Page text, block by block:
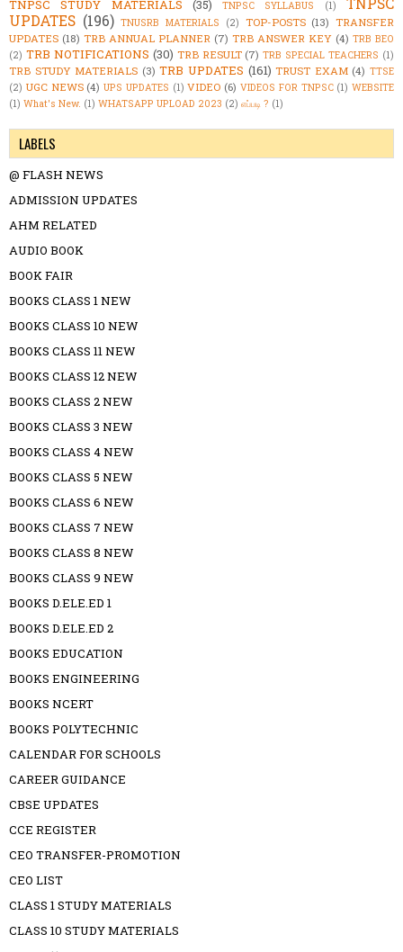
TNPSC STUDY MATERIALS (35) TNPSC SYLLABUS (1)
UPDATES (196) TNUSRB MATERIALS (2) TOP-POSTS (13) TRANSFER
UPDATES (18) TRB ANNUAL PLANNER (7) TRB ANSWER KEY (4) TRB BEO
(2) TRB NOTIFICATIONS (30) TRB RESULT (7) TRB SPECIAL TEACHERS (1)
TRB STUDY MATERIALS (3) TRB UPDATES (161) TRUST EXAM (4) TTSE
(2) UGC NEWS (4) UPS UPDATES (1) VIDEO (6) VIDEOS FOR TNPSC (1) WEBSITE
(1) What's New. (1) WHATSAPP UPLOAD 2023 (2) எப்படி ? (1)
LABELS
@ FLASH NEWS
ADMISSION UPDATES
AHM RELATED
AUDIO BOOK
BOOK FAIR
BOOKS CLASS 1 NEW
BOOKS CLASS 10 NEW
BOOKS CLASS 11 NEW
BOOKS CLASS 12 NEW
BOOKS CLASS 2 NEW
BOOKS CLASS 3 NEW
BOOKS CLASS 4 NEW
BOOKS CLASS 5 NEW
BOOKS CLASS 6 NEW
BOOKS CLASS 7 NEW
BOOKS CLASS 8 NEW
BOOKS CLASS 9 NEW
BOOKS D.ELE.ED 1
BOOKS D.ELE.ED 2
BOOKS EDUCATION
BOOKS ENGINEERING
BOOKS NCERT
BOOKS POLYTECHNIC
CALENDAR FOR SCHOOLS
CAREER GUIDANCE
CBSE UPDATES
CCE REGISTER
CEO TRANSFER-PROMOTION
CEO LIST
CLASS 1 STUDY MATERIALS
CLASS 10 STUDY MATERIALS